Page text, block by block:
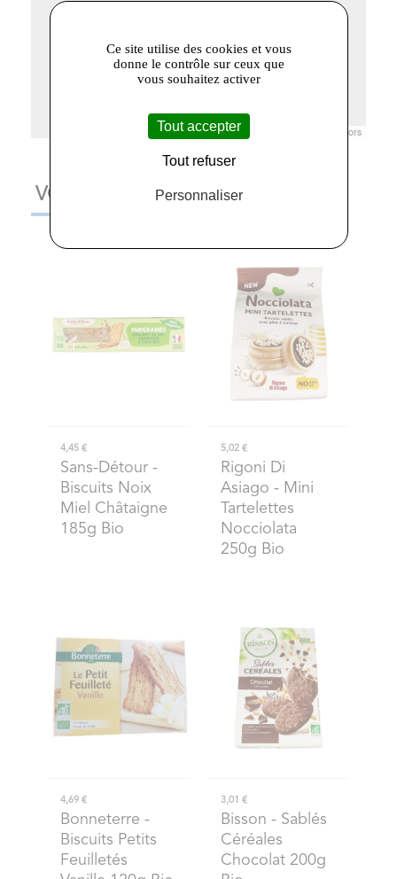
© Openstreetmap France | © contributors
VOUS AIMEREZ AUSSI
4,45 €
Sans-Détour -
Biscuits Noix
Miel Châtaigne
185g Bio
5,02 €
Rigoni Di
Asiago - Mini
Tartelettes
Nocciolata
250g Bio
4,69 €
Bonneterre -
Biscuits Petits
Feuilletés
3,01 €
Bisson - Sablés
Céréales
Chocolat 200g
Ce site utilise des cookies et vous
donne le contrôle sur ceux que
vous souhaitez activer
Tout accepter
Tout refuser
Personnaliser